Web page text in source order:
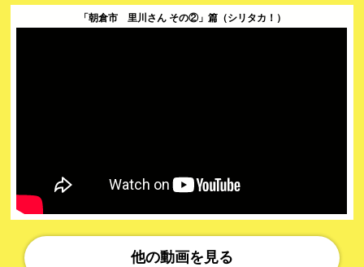
「朝倉市 里川さん その②」篇（シリタカ！）
他の動画を見る